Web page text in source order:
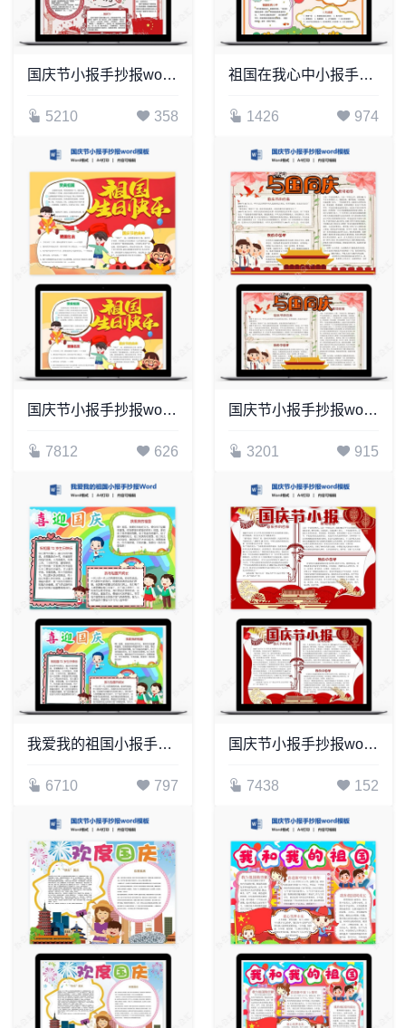
国庆节小报手抄报word模板(19)
5210 358
祖国在我心中小报手抄报Word模板
1426 974
国庆节小报手抄报word模板(9)
7812 626
国庆节小报手抄报word模板(6)
3201 915
我爱我的祖国小报手抄报Word模板电子(2)
6710 797
国庆节小报手抄报word模板(5)
7438 152